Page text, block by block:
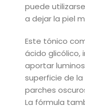
puede
a dejar la piel
Este tónico
ácido glicólico,
aportar
superficie de
parches
La fórmula